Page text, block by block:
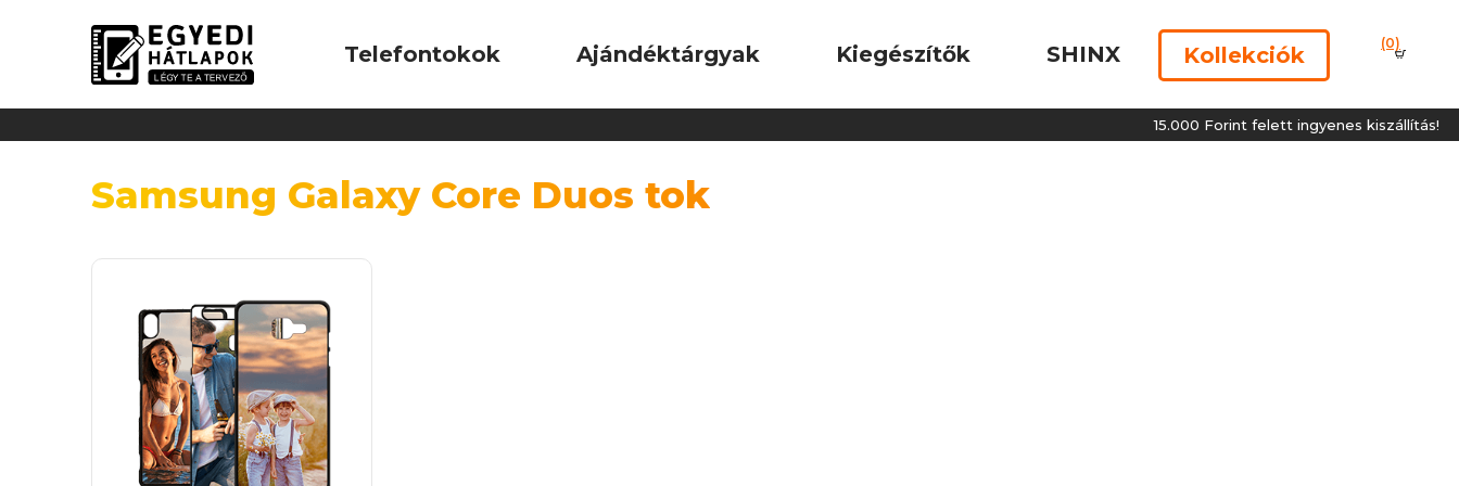
Telefontokok Ajándéktárgyak Kiegészítők SHINX Kollekciók (0)
15.000 Forint felett ingyenes kiszállítás!
Samsung Galaxy Core Duos tok